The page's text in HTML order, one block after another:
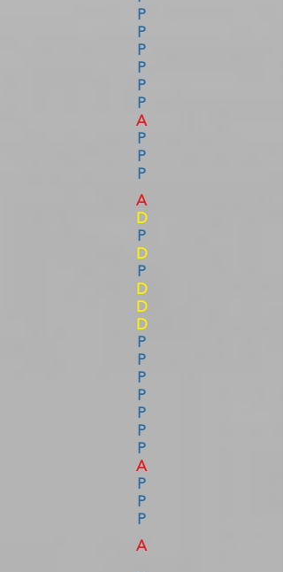
P
P
P
P
P
P
A
P
P
P
A
D
P
D
P
D
D
D
P
P
P
P
P
P
P
A
P
P
P
A